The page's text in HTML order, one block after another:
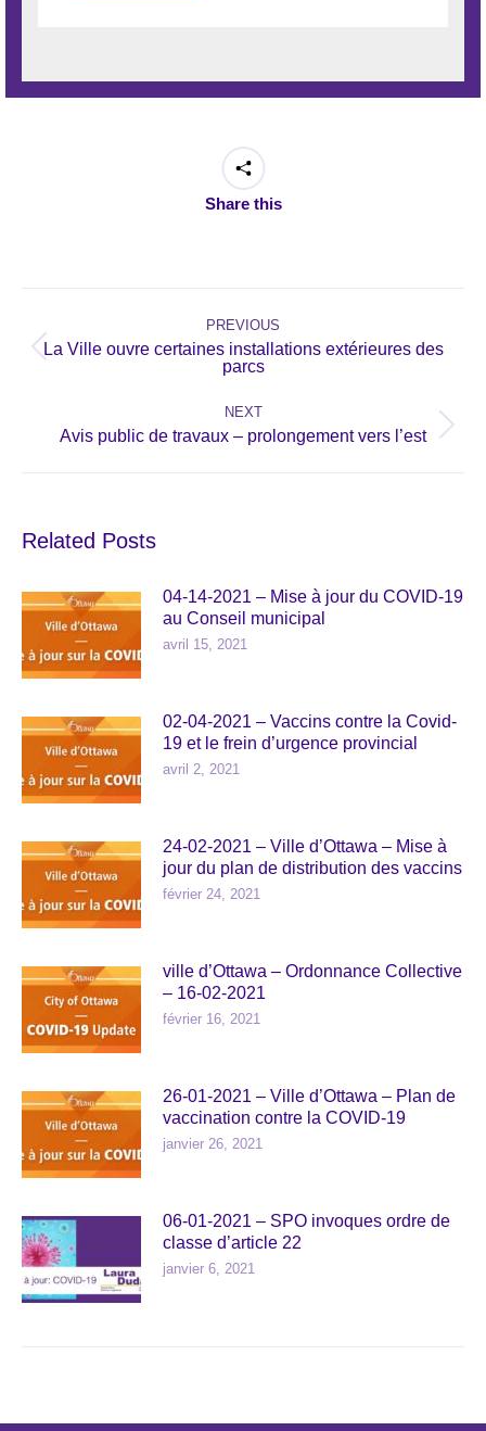
Share this
navigation
PREVIOUS
Previous
post:
La Ville ouvre certaines installations extérieures des
parcs
NEXT
Next
Avis public de travaux – prolongement vers l’est
Related Posts
04-14-2021 – Mise à jour du COVID-19
au Conseil municipal
avril 15, 2021
02-04-2021 – Vaccins contre la Covid-
19 et le frein d’urgence provincial
avril 2, 2021
24-02-2021 – Ville d’Ottawa – Mise à
jour du plan de distribution des vaccins
février 24, 2021
ville d’Ottawa – Ordonnance Collective
– 16-02-2021
février 16, 2021
26-01-2021 – Ville d’Ottawa – Plan de
vaccination contre la COVID-19
janvier 26, 2021
06-01-2021 – SPO invoques ordre de
classe d’article 22
janvier 6, 2021